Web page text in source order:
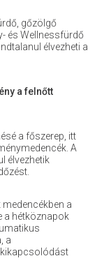
gőzölgő
és Wellnessfürdő
élvezheti a
a felnőtt
a főszerep, itt
A
élvezhetik
a
a hétköznapok
a